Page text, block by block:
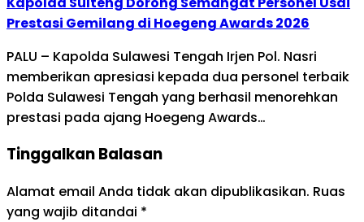
Prestasi Gemilang di Hoegeng Awards 2026
PALU – Kapolda Sulawesi Tengah Irjen Pol. Nasri
memberikan apresiasi kepada dua personel terbaik
Polda Sulawesi Tengah yang berhasil menorehkan
prestasi pada ajang Hoegeng Awards…
Tinggalkan Balasan
Alamat email Anda tidak akan dipublikasikan. Ruas
yang wajib ditandai *